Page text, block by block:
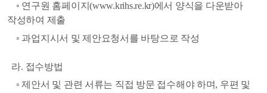
◦ 연구원 홈페이지(www.krihs.re.kr)에서 양식을 다운받아
작성하여 제출
◦ 과업지시서 및 제안요청서를 바탕으로 작성
라. 접수방법
◦ 제안서 및 관련 서류는 직접 방문 접수해야 하며, 우편 및